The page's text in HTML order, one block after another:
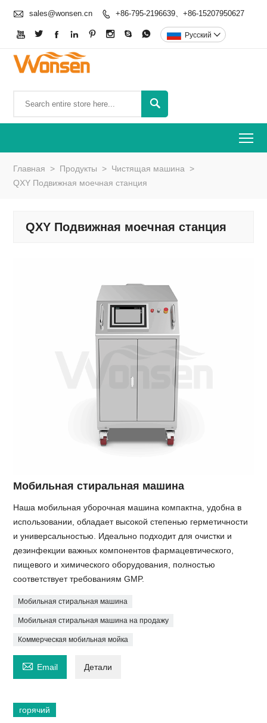
 sales@wonsen.cn  +86-795-2196639、+86-15207950627
        Pусский 

Главная > Продукты > Чистящая машина >
QXY Подвижная моечная станция
QXY Подвижная моечная станция
Мобильная стиральная машина
Наша мобильная уборочная машина компактна, удобна в
использовании, обладает высокой степенью герметичности
и универсальностью. Идеально подходит для очистки и
дезинфекции важных компонентов фармацевтического,
пищевого и химического оборудования, полностью
соответствует требованиям GMP.
Мобильная стиральная машина
Мобильная стиральная машина на продажу
Коммерческая мобильная мойка
 Email Детали
горячий